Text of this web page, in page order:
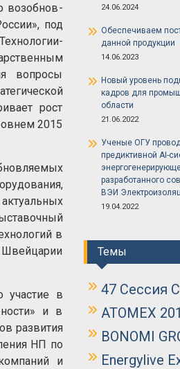
возобнов­
под
вопросы
рост
2015
в
Швейцарии
участие в
и в
развития
НП по
и
24.06.2024
Обеспечиваем
данной продукции
14.06.2023
Новый уровень
кадров для
области
21.06.2022
Ученые ОГУ
предиктивной AI-
разработанного
ВЭИ
19.04.2022
Темы
47 Сессия
ATOMEX
BONOMI
Energylive